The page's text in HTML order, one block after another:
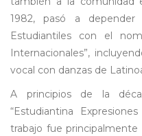
1982, pasó a
Estudiantiles con el
Internacionales”,
vocal con danzas de
A principios de la
“Estudiantina
trabajo fue principalmente